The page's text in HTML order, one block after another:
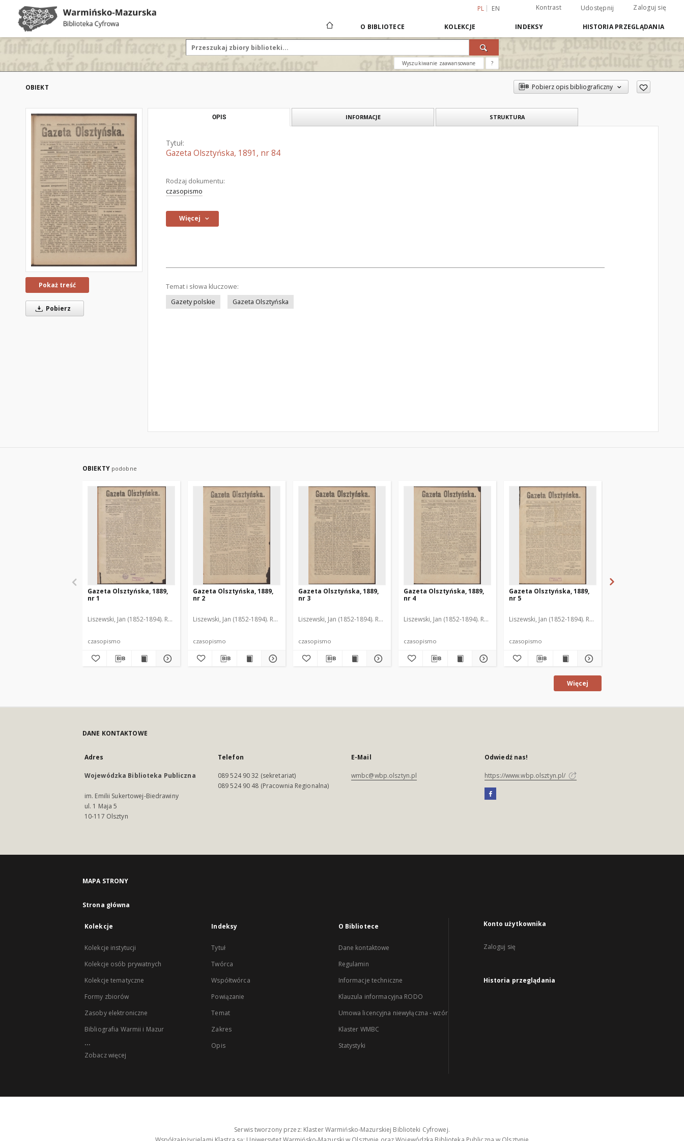
PL EN Kontrast Udostępnij Zaloguj się
O BIBLIOTECE KOLEKCJE INDEKSY HISTORIA PRZEGLĄDANIA
Wyszukiwanie zaawansowane ?
OBIEKT Pobierz opis bibliograficzny
Pokaż treść
Pobierz
OPIS INFORMACJE STRUKTURA
Tytuł:
Gazeta Olsztyńska, 1891, nr 84
Rodzaj dokumentu:
czasopismo
Więcej
Temat i słowa kluczowe:
Gazety polskie
Gazeta Olsztyńska
OBIEKTY podobne
Gazeta Olsztyńska, 1889,
nr 1
Liszewski, Jan (1852-1894). Red.
czasopismo
Gazeta Olsztyńska, 1889,
nr 2
Liszewski, Jan (1852-1894). Red.
czasopismo
Gazeta Olsztyńska, 1889,
nr 3
Liszewski, Jan (1852-1894). Red.
czasopismo
Gazeta Olsztyńska, 1889,
nr 4
Liszewski, Jan (1852-1894). Red.
czasopismo
Gazeta Olsztyńska, 1889,
nr 5
Liszewski, Jan (1852-1894). Red.
czasopismo
Więcej
DANE KONTAKTOWE
Adres
Wojewódzka Biblioteka Publiczna
im. Emilii Sukertowej-Biedrawiny
ul. 1 Maja 5
10-117 Olsztyn
Telefon
089 524 90 32 (sekretariat)
089 524 90 48 (Pracownia Regionalna)
E-Mail
wmbc@wbp.olsztyn.pl
Odwiedź nas!
https://www.wbp.olsztyn.pl/
MAPA STRONY
Strona główna
Kolekcje
Kolekcje instytucji
Kolekcje osób prywatnych
Kolekcje tematyczne
Formy zbiorów
Zasoby elektroniczne
Bibliografia Warmii i Mazur
...
Zobacz więcej
Indeksy
Tytuł
Twórca
Współtwórca
Powiązanie
Temat
Zakres
Opis
O Bibliotece
Dane kontaktowe
Regulamin
Informacje techniczne
Klauzula informacyjna RODO
Umowa licencyjna niewyłączna - wzór
Klaster WMBC
Statystyki
Konto użytkownika
Zaloguj się
Historia przeglądania
Serwis tworzony przez: Klaster Warmińsko-Mazurskiej Biblioteki Cyfrowej.